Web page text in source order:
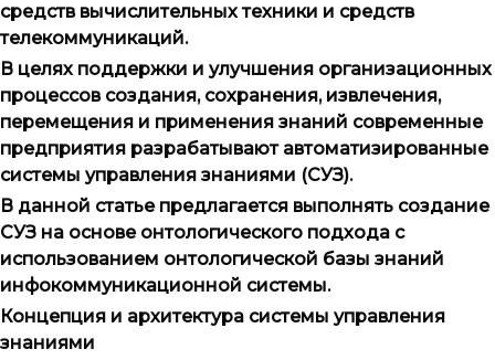
средств вычислительных техники и средств
телекоммуникаций.
В целях поддержки и улучшения организационных
процессов создания, сохранения, извлечения,
перемещения и применения знаний современные
предприятия разрабатывают автоматизированные
системы управления знаниями (СУЗ).
В данной статье предлагается выполнять создание
СУЗ на основе онтологического подхода с
использованием онтологической базы знаний
инфокоммуникационной системы.
Концепция и архитектура системы управления
знаниями